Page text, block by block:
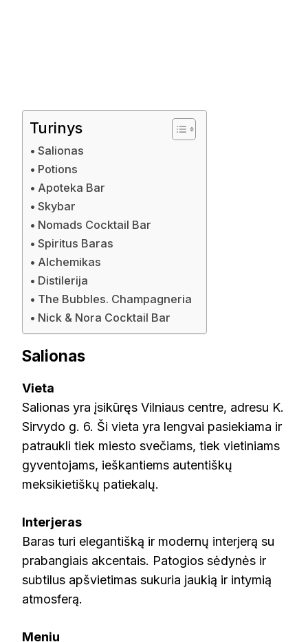
Turinys
Salionas
Potions
Apoteka Bar
Skybar
Nomads Cocktail Bar
Spiritus Baras
Alchemikas
Distilerija
The Bubbles. Champagneria
Nick & Nora Cocktail Bar
Salionas
Vieta
Salionas yra įsikūręs Vilniaus centre, adresu K.
Sirvydo g. 6. Ši vieta yra lengvai pasiekiama ir
patraukli tiek miesto svečiams, tiek vietiniams
gyventojams, ieškantiems autentiškų
meksikietiškų patiekalų.
Interjeras
Baras turi elegantišką ir modernų interjerą su
prabangiais akcentais. Patogios sėdynės ir
subtilus apšvietimas sukuria jaukią ir intymią
atmosferą.
Meniu